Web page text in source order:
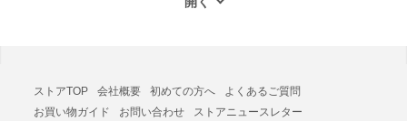
ストアTOP 会社概要 初めての方へ
よくあるご質問
お買い物ガイド
お問い合わせ ストアニュースレター